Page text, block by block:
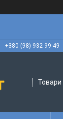
+380 (98) 932-99-49
Товари